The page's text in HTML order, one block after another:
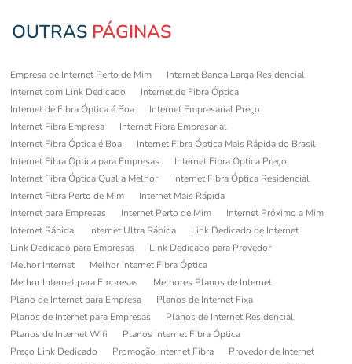
OUTRAS PÁGINAS
Empresa de Internet Perto de Mim
Internet Banda Larga Residencial
Internet com Link Dedicado
Internet de Fibra Óptica
Internet de Fibra Óptica é Boa
Internet Empresarial Preço
Internet Fibra Empresa
Internet Fibra Empresarial
Internet Fibra Óptica é Boa
Internet Fibra Óptica Mais Rápida do Brasil
Internet Fibra Optica para Empresas
Internet Fibra Óptica Preço
Internet Fibra Óptica Qual a Melhor
Internet Fibra Óptica Residencial
Internet Fibra Perto de Mim
Internet Mais Rápida
Internet para Empresas
Internet Perto de Mim
Internet Próximo a Mim
Internet Rápida
Internet Ultra Rápida
Link Dedicado de Internet
Link Dedicado para Empresas
Link Dedicado para Provedor
Melhor Internet
Melhor Internet Fibra Óptica
Melhor Internet para Empresas
Melhores Planos de Internet
Plano de Internet para Empresa
Planos de Internet Fixa
Planos de Internet para Empresas
Planos de Internet Residencial
Planos de Internet Wifi
Planos Internet Fibra Óptica
Preço Link Dedicado
Promoção Internet Fibra
Provedor de Internet